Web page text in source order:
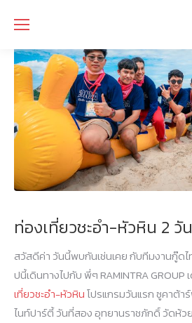
ท่องเที่ยวชะอำ-หัวหิน 2 วั
สวัสดีค่า วันนี้พบกันเช่นเคย กับทีมงานกู๊ดไ
ปนี้เดินทางไปกับ พี่ๆ RAMINTRA GROUP
เที่ยวชะอำ-หัวหินโปรแกรมวันแรก ซูคาต้
ไนท์ปาร์ตี้ วันที่สอง อุทยานราชภักดิ์ วัดห้ว